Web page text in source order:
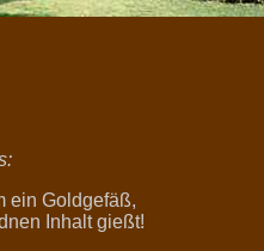
ein Goldgefäß,
Inhalt gießt!